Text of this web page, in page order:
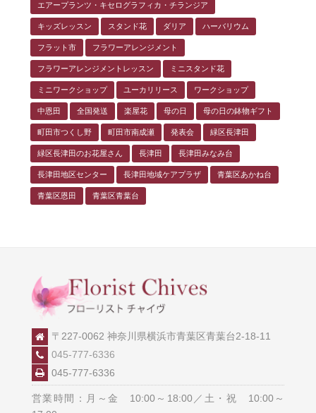
エアープランツ・キセログラフィカ・チランジア
キッズレッスン スタンド花 ダリア ハーバリウム
フラット市 フラワーアレンジメント
フラワーアレンジメントレッスン ミニスタンド花
ミニワークショップ ユーカリリース ワークショップ
中恩田 全国発送 楽屋花 母の日 母の日の鉢物ギフト
町田市つくし野 町田市南成瀬 発表会 緑区長津田
緑区長津田のお花屋さん 長津田 長津田みなみ台
長津田地区センター 長津田地域ケアプラザ 青葉区あかね台
青葉区恩田 青葉区青葉台
〒227-0062 神奈川県横浜市青葉区青葉台2-18-11
045-777-6336
045-777-6336
営業時間：月～金 10:00～18:00／土・祝 10:00～